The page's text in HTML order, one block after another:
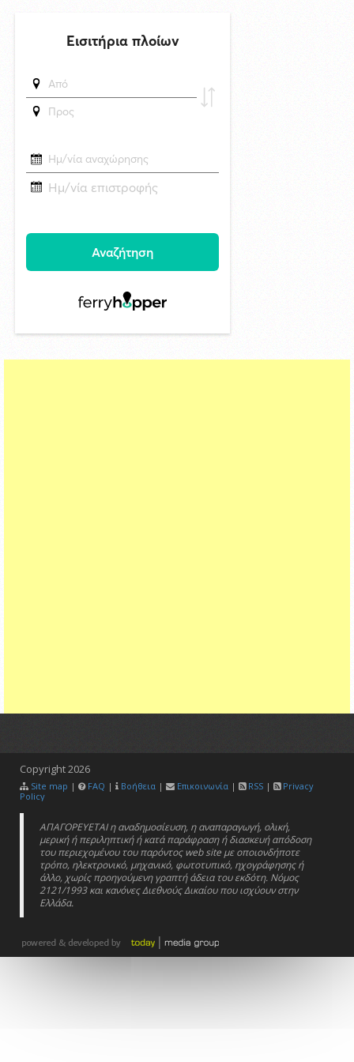
Πρώτη προσέγγιση του υπερπολυτελούς EXPLORA II στη Σύρο με
δημοσιεύθηκε 8 ώρες πριν
Στο Εθνικό Πρόγραμμα Ανάπτυξης η αναβάθμιση του Αεροδρομίου
Πάρου
Copyright2026
Site map | FAQ | Βοήθεια | Επικοινωνία | RSS |
Privacy
Policy
ΑΠΑΓΟΡΕΥΕΤΑΙ η αναδημοσίευση, η αναπαραγωγή, ολική,
μερική ή περιληπτική ή κατά παράφραση ή διασκευή απόδοση
του περιεχομένου του παρόντος web site με οποιονδήποτε
τρόπο, ηλεκτρονικό, μηχανικό, φωτοτυπικό, ηχογράφησης ή
άλλο, χωρίς προηγούμενη γραπτή άδεια του εκδότη. Νόμος
2121/1993 και κανόνες Διεθνούς Δικαίου που ισχύουν στην
Ελλάδα.